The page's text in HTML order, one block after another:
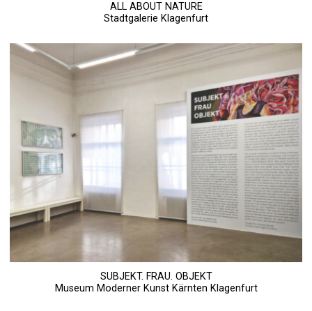
ALL ABOUT NATURE
Stadtgalerie Klagenfurt
SUBJEKT. FRAU. OBJEKT
Museum Moderner Kunst Kärnten Klagenfurt